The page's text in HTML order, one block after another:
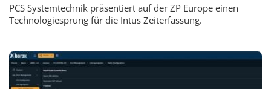
PCS Systemtechnik präsentiert auf der ZP Europe einen
Technologiesprung für die Intus Zeiterfassung.